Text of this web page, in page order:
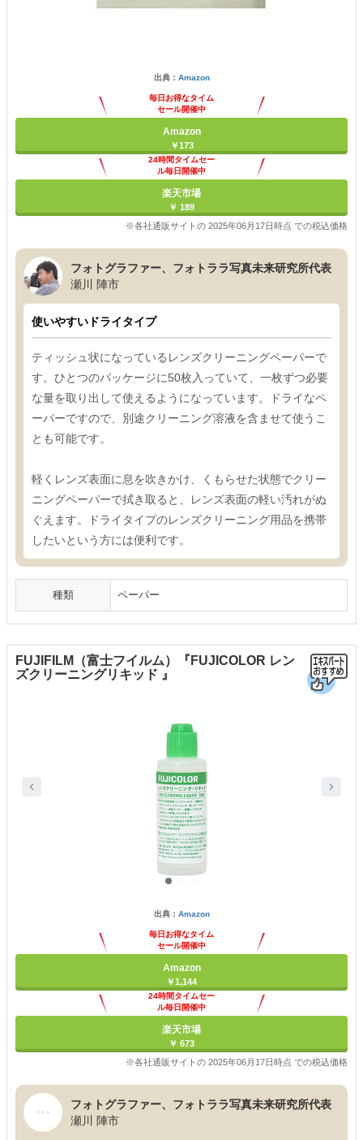
出典： Amazon
毎日お得なタイム
セール開催中
Amazon
￥173
24時間タイムセー
ル毎日開催中
楽天市場
￥ 189
※各社通販サイトの 2025年06月17日時点 での税込価格
フォトグラファー、フォトララ写真未来研究所代表
瀬川 陣市
使いやすいドライタイプ
ティッシュ状になっているレンズクリーニングペーパーで
す。ひとつのパッケージに50枚入っていて、一枚ずつ必要
な量を取り出して使えるようになっています。ドライなペ
ーパーですので、別途クリーニング溶液を含ませて使うこ
とも可能です。
軽くレンズ表面に息を吹きかけ、くもらせた状態でクリー
ニングペーパーで拭き取ると、レンズ表面の軽い汚れがぬ
ぐえます。ドライタイプのレンズクリーニング用品を携帯
したいという方には便利です。
種類 ペーパー
FUJIFILM（富士フイルム）『FUJICOLOR レン
ズクリーニングリキッド 』
出典： Amazon
毎日お得なタイム
セール開催中
Amazon
￥1,144
24時間タイムセー
ル毎日開催中
楽天市場
￥ 673
※各社通販サイトの 2025年06月17日時点 での税込価格
フォトグラファー、フォトララ写真未来研究所代表
瀬川 陣市